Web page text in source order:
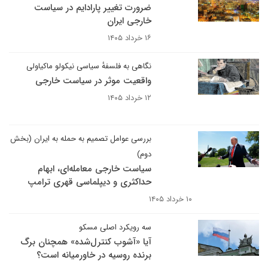
ضرورت تغییر پارادایم در سیاست
خارجی ایران
۱۶ خرداد ۱۴۰۵
نگاهی به فلسفهٔ سیاسی نیکولو ماکیاولی
واقعیت موثر در سیاست خارجی
۱۲ خرداد ۱۴۰۵
بررسی عوامل تصمیم به حمله به ایران (بخش
دوم)
سیاست خارجی معامله‌ای، ابهام
حداکثری و دیپلماسی قهری ترامپ
۱۰ خرداد ۱۴۰۵
سه رویکرد اصلی مسکو
آیا «آشوب کنترل‌شده» همچنان برگ
برنده روسیه در خاورمیانه است؟